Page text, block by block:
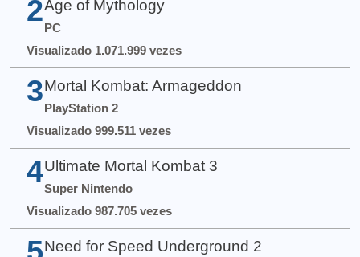
2 Age of Mythology
PC
Visualizado 1.071.999 vezes
3 Mortal Kombat: Armageddon
PlayStation 2
Visualizado 999.511 vezes
4 Ultimate Mortal Kombat 3
Super Nintendo
Visualizado 987.705 vezes
Need for Speed Underground 2